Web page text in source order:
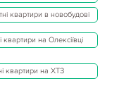
квартири в новобудові
квартири на Олексіївці
квартири на ХТЗ